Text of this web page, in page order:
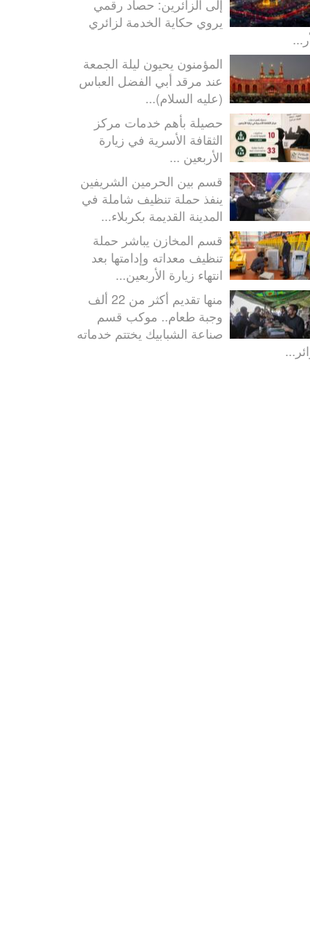
إلى الزائرين: حصاد رقمي
يروي حكاية الخدمة لزائري
المؤمنون يحيون ليلة الجمعة
عند مرقد أبي الفضل العباس
(عليه السلام)...
حصيلة بأهم خدمات مركز
الثقافة الأسرية في زيارة
الأربعين ...
قسم بين الحرمين الشريفين
ينفذ حملة تنظيف شاملة في
المدينة القديمة بكربلاء...
قسم المخازن يباشر حملة
تنظيف معداته وإدامتها بعد
انتهاء زيارة الأربعين...
منها تقديم أكثر من 22 ألف
وجبة طعام.. موكب قسم
صناعة الشبابيك يختتم خدماته